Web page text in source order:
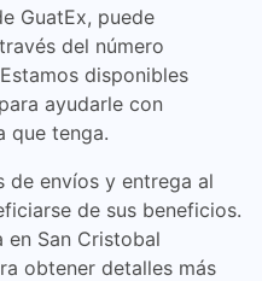
GuatEx, puede
del número
disponibles
ayudarle con
que tenga.
de envíos y entrega al
de sus beneficios.
San Cristobal
obtener detalles más